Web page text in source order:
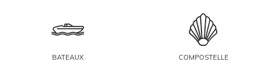
BATEAUX COMPOSTELLE